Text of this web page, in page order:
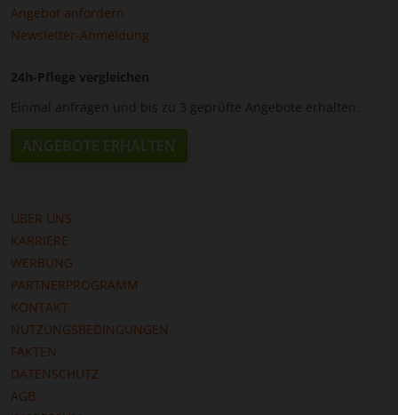
Angebot anfordern
Newsletter-Anmeldung
24h-Pflege vergleichen
Einmal anfragen und bis zu 3 geprüfte Angebote erhalten.
ANGEBOTE ERHALTEN
ÜBER UNS
KARRIERE
WERBUNG
PARTNERPROGRAMM
KONTAKT
NUTZUNGSBEDINGUNGEN
FAKTEN
DATENSCHUTZ
AGB